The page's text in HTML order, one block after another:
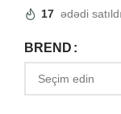
17 ədədi
BREND